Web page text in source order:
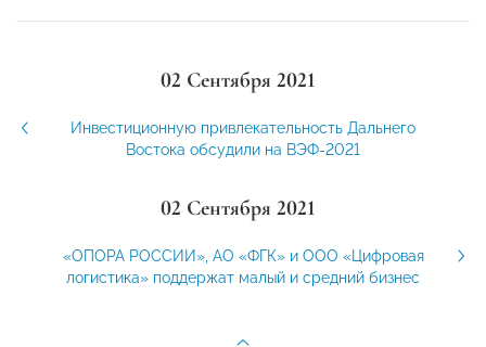
02 Сентября 2021
Инвестиционную привлекательность Дальнего
Востока обсудили на ВЭФ-2021
02 Сентября 2021
«ОПОРА РОССИИ», АО «ФГК» и ООО «Цифровая
логистика» поддержат малый и средний бизнес